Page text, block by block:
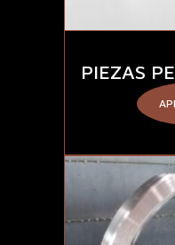
PIEZAS